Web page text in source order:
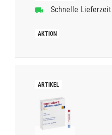
Schnelle Lieferzeit